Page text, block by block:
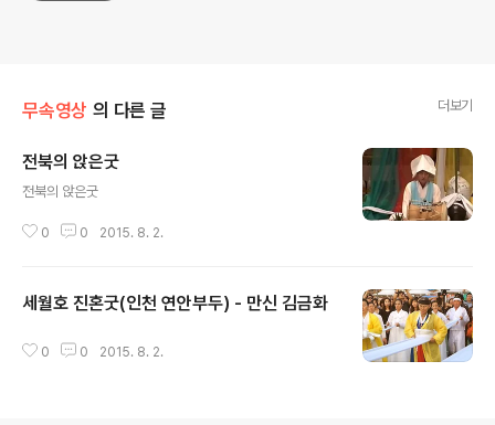
무속영상 의 다른 글 더보기
전북의 앉은굿
전북의 앉은굿
0 0 2015. 8. 2.
세월호 진혼굿(인천 연안부두) - 만신 김금화
0 0 2015. 8. 2.